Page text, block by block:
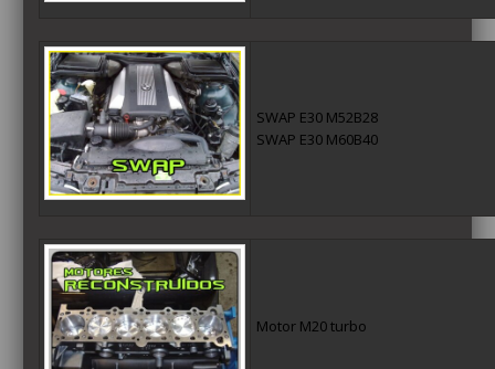
SWAP E30 M52B28
SWAP E30 M60B40
Motor M20 turbo